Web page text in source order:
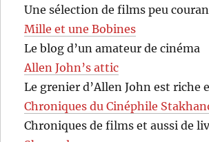
Une sélection de films peu
Mille et une Bobines
Le blog d’un amateur de cinéma
Allen John’s attic
Le grenier d’Allen John est riche
Chroniques du Cinéphile
Chroniques de films et aussi de